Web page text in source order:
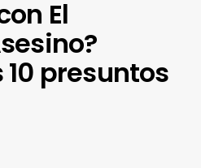
El
presuntos